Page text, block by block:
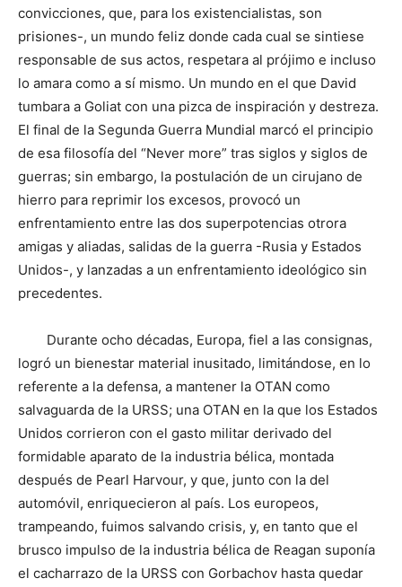
convicciones, que, para los existencialistas, son
prisiones-, un mundo feliz donde cada cual se sintiese
responsable de sus actos, respetara al prójimo e incluso
lo amara como a sí mismo. Un mundo en el que David
tumbara a Goliat con una pizca de inspiración y destreza.
El final de la Segunda Guerra Mundial marcó el principio
de esa filosofía del “Never more” tras siglos y siglos de
guerras; sin embargo, la postulación de un cirujano de
hierro para reprimir los excesos, provocó un
enfrentamiento entre las dos superpotencias otrora
amigas y aliadas, salidas de la guerra -Rusia y Estados
Unidos-, y lanzadas a un enfrentamiento ideológico sin
precedentes.
Durante ocho décadas, Europa, fiel a las consignas,
logró un bienestar material inusitado, limitándose, en lo
referente a la defensa, a mantener la OTAN como
salvaguarda de la URSS; una OTAN en la que los Estados
Unidos corrieron con el gasto militar derivado del
formidable aparato de la industria bélica, montada
después de Pearl Harvour, y que, junto con la del
automóvil, enriquecieron al país. Los europeos,
trampeando, fuimos salvando crisis, y, en tanto que el
brusco impulso de la industria bélica de Reagan suponía
el cacharrazo de la URSS con Gorbachov hasta quedar